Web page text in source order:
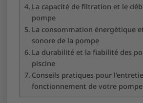
La capacité de filtration et le
pompe
La consommation énergétique
sonore de la pompe
La durabilité et la fiabilité des
piscine
Conseils pratiques pour
fonctionnement de votre pompe